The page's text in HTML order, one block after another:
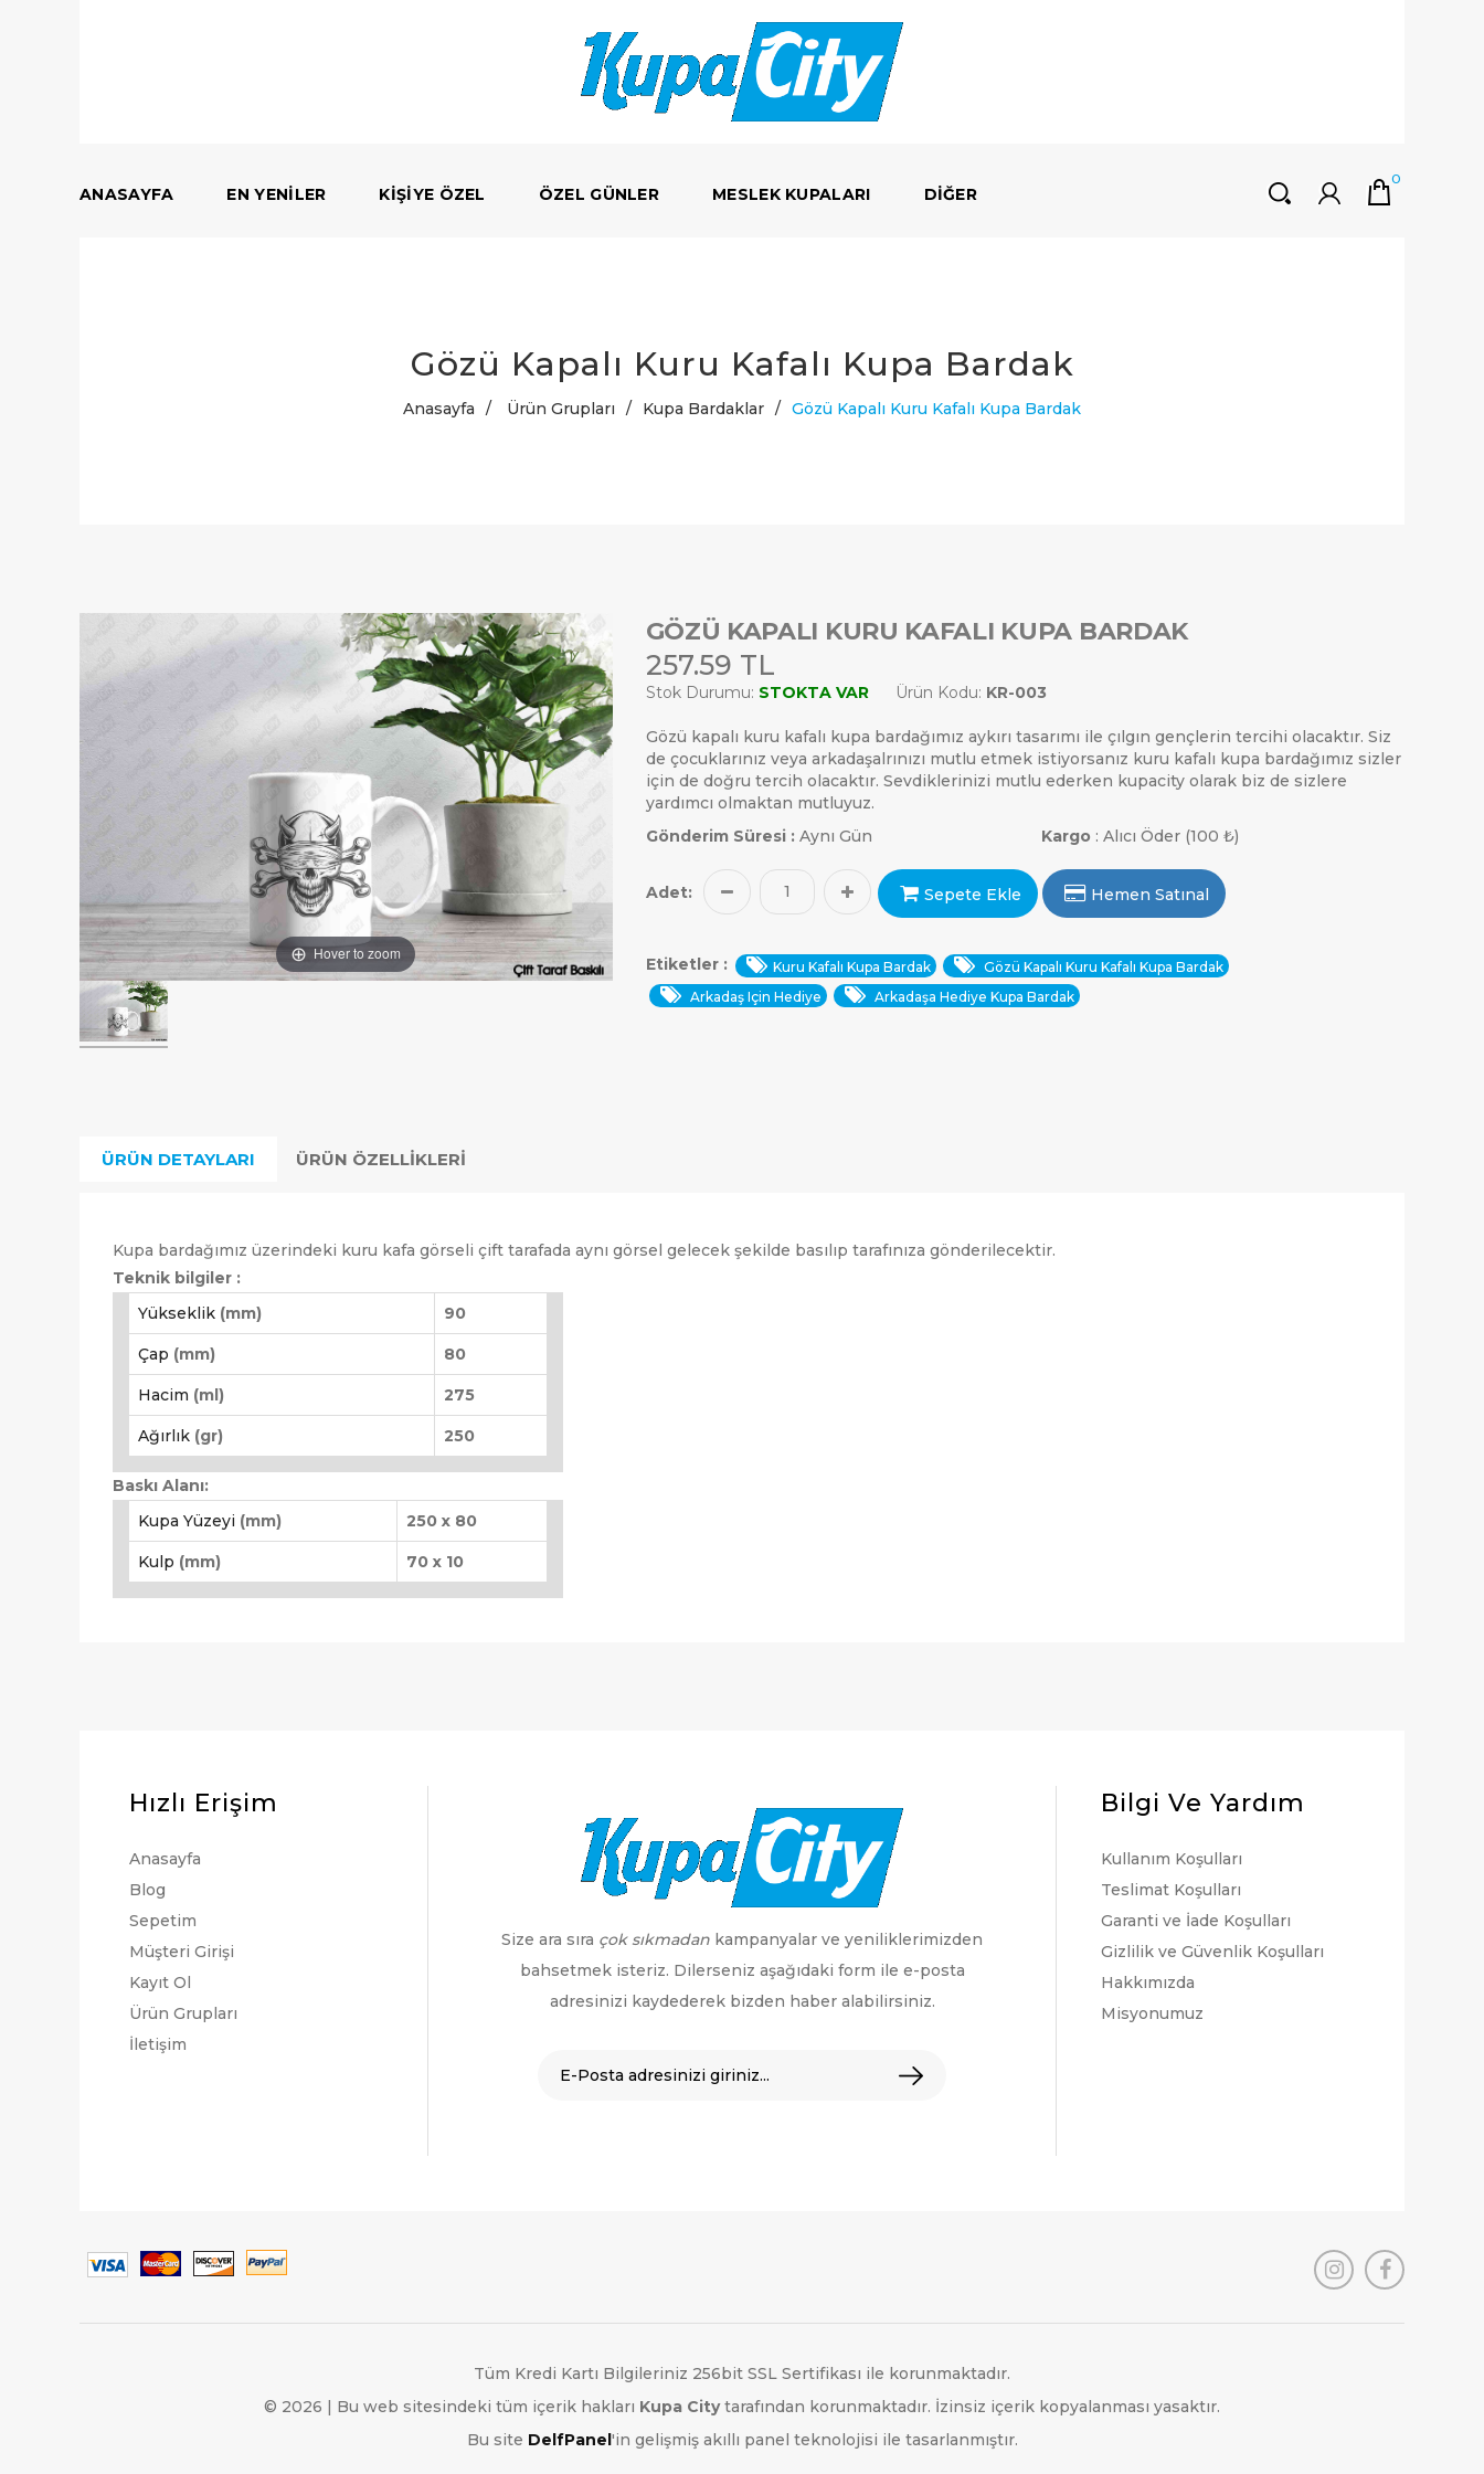
0
ANASAYFA EN YENILER KIŞIYE ÖZEL ÖZEL GÜNLER MESLEK KUPALARI DIĞER
Gözü Kapalı Kuru Kafalı Kupa Bardak
Anasayfa / Ürün Grupları / Kupa Bardaklar / Gözü Kapalı Kuru Kafalı Kupa Bardak
Hover to zoom
GÖZÜ KAPALI KURU KAFALI KUPA BARDAK
257.59 TL
Stok Durumu: STOKTA VAR Ürün Kodu: KR-003
Gözü kapalı kuru kafalı kupa bardağımız aykırı tasarımı ile çılgın gençlerin tercihi olacaktır. Siz
de çocuklarınız veya arkadaşalrınızı mutlu etmek istiyorsanız kuru kafalı kupa bardağımız sizler
için de doğru tercih olacaktır. Sevdiklerinizi mutlu ederken kupacity olarak biz de sizlere
yardımcı olmaktan mutluyuz.
Gönderim Süresi :Aynı Gün Kargo : Alıcı Öder (100 ₺)
Adet: Sepete Ekle Hemen Satınal
Etiketler : Kuru Kafalı Kupa Bardak
Gözü Kapalı Kuru Kafalı Kupa Bardak
Arkadaş Için Hediye
Arkadaşa Hediye Kupa Bardak
ÜRÜN DETAYLARI ÜRÜN ÖZELLIKLERI
Kupa bardağımız üzerindeki kuru kafa görseli çift tarafada aynı görsel gelecek şekilde basılıp tarafınıza gönderilecektir.
Teknik bilgiler :
Yükseklik (mm) 90
Çap (mm) 80
Hacim (ml) 275
Ağırlık (gr) 250
Baskı Alanı:
Kupa Yüzeyi (mm) 250 x 80
Kulp (mm) 70 x 10
Hızlı Erişim
Anasayfa
Blog
Sepetim
Müşteri Girişi
Kayıt Ol
Ürün Grupları
İletişim
Size ara sıra çok sıkmadan kampanyalar ve yeniliklerimizden
bahsetmek isteriz. Dilerseniz aşağıdaki form ile e-posta
adresinizi kaydederek bizden haber alabilirsiniz.
Bilgi Ve Yardım
Kullanım Koşulları
Teslimat Koşulları
Garanti ve İade Koşulları
Gizlilik ve Güvenlik Koşulları
Hakkımızda
Misyonumuz
Tüm Kredi Kartı Bilgileriniz 256bit SSL Sertifikası ile korunmaktadır.
© 2026 | Bu web sitesindeki tüm içerik hakları Kupa Citytarafından korunmaktadır. İzinsiz içerik kopyalanması yasaktır.
Bu site DelfPanel'in gelişmiş akıllı panel teknolojisi ile tasarlanmıştır.